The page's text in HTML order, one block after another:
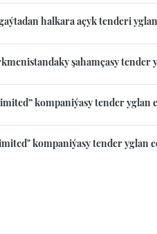
halkara açyk tenderi yglan
şahamçasy tender
kompaniýasy tender yglan
kompaniýasy tender yglan